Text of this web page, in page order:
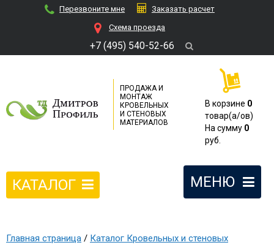
Перезвоните мне
Заказать расчет
Cхема проезда
+7 (495) 540-52-66
ПРОДАЖА И
МОНТАЖ
КРОВЕЛЬНЫХ
И СТЕНОВЫХ
МАТЕРИАЛОВ
В корзине 0
товар(a/ов)
На сумму 0
руб.
МЕНЮ
КАТАЛОГ
Главная страница / Каталог Кровельных и стеновых